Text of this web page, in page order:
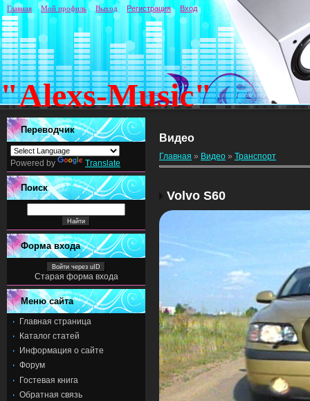
"Alexs-Music"
Главная Мой профиль Выход Регистрация Вход
Переводчик
Powered by Translate
Поиск
Форма входа
Войти через uID
Старая форма входа
Меню сайта
Главная страница
Каталог статей
Информация о сайте
Форум
Гостевая книга
Обратная связь
Видео
Главная » Видео » Транспорт
Volvo S60